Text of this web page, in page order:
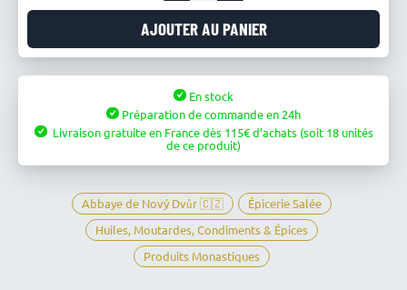
Moutarde
au
persil
et
à
l'ail
-
Abbaye
Novy
Dvur
AJOUTER AU PANIER
En stock
Préparation de commande en 24h
Livraison gratuite en Francedès 115d’achats (soit 18 unités
de ce produit)
Abbaye de Nový Dvůr 🇨🇿
Épicerie Salée
Huiles, Moutardes, Condiments & Épices
Produits Monastiques